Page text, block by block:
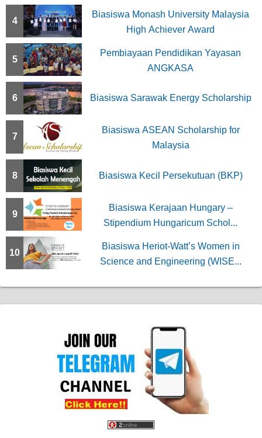
4
Biasiswa Monash University Malaysia
High Achiever Award
5
Pembiayaan Pendidikan Yayasan
ANGKASA
6 Biasiswa Sarawak Energy Scholarship
7
Biasiswa ASEAN Scholarship for
Malaysia
8 Biasiswa Kecil Persekutuan (BKP)
9
Biasiswa Kerajaan Hungary –
Stipendium Hungaricum Schol...
10
Biasiswa Heriot-Watt’s Women in
Science and Engineering (WISE...